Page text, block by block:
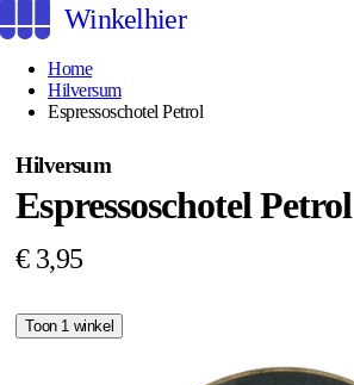
Winkelhier
Home
Hilversum
Espressoschotel Petrol
Hilversum
Espressoschotel Petrol
€ 3,95
Toon 1 winkel